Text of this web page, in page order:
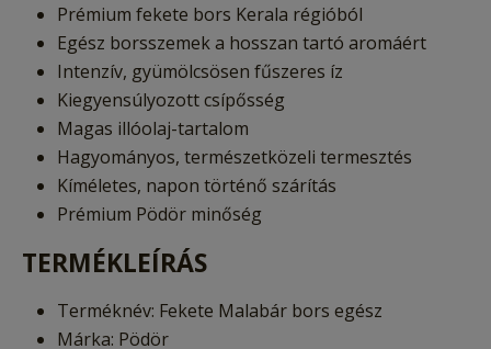
Prémium fekete bors Kerala régióból
Egész borsszemek a hosszan tartó aromáért
Intenzív, gyümölcsösen fűszeres íz
Kiegyensúlyozott csípősség
Magas illóolaj-tartalom
Hagyományos, természetközeli termesztés
Kíméletes, napon történő szárítás
Prémium Pödör minőség
TERMÉKLEÍRÁS
Terméknév: Fekete Malabár bors egész
Márka: Pödör